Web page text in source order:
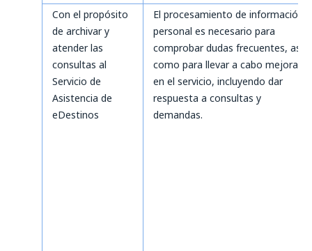
Con el propósito
de archivar y
atender las
consultas al
Servicio de
Asistencia de
eDestinos
El procesamiento de información
personal es necesario para
comprobar dudas frecuentes, así
como para llevar a cabo mejoras
en el servicio, incluyendo dar
respuesta a consultas y
demandas.